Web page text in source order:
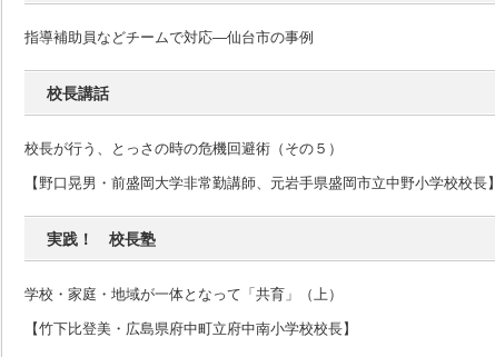
指導補助員などチームで対応―仙台市の事例
校長講話
校長が行う、とっさの時の危機回避術（その５）
【野口晃男・前盛岡大学非常勤講師、元岩手県盛岡市立中野小学校校長】
実践！ 校長塾
学校・家庭・地域が一体となって「共育」（上）
【竹下比登美・広島県府中町立府中南小学校校長】